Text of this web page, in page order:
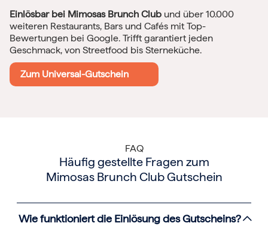
Einlösbar bei Mimosas Brunch Club und über 10.000
weiteren Restaurants, Bars und Cafés mit Top-
Bewertungen bei Google. Trifft garantiert jeden
Geschmack, von Streetfood bis Sterneküche.
Zum Universal-Gutschein
FAQ
Häufig gestellte Fragen zum
Mimosas Brunch Club Gutschein
Wie funktioniert die Einlösung des Gutscheins?